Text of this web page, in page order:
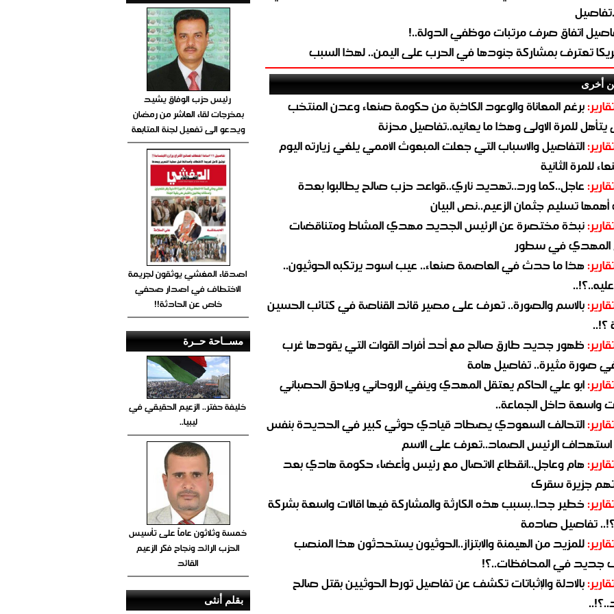
اتفاق صرف مرتبات موظفي الدولة..!
تعترف بمشاركة جنودها في الحرب على اليمن.. لهذا السبب
أخرى
برغم المعاناة والوعود الكاذبة من حكومة صنعاء وعدن المنتخب
للمرة الاولى وهذا ما يعانيه..تفاصيل محزنة
التفاصيل والاسباب التي جعلت المبعوث الأممي يلغي زيارته اليوم
للمرة الثانية
عاجل..كما ورد..تهديد ناري..قواعد حزب صالح يطالبوا بعدة
تسليم جثمان الزعيم..نص البيان
نبذة مختصرة عن الرئيس الجديد مهدي المشاط ومتناقضات
المهدي في سطور
هذا ما حدث في العاصمة صنعاء.. عيب اسود يرتكبه الحوثيون..
بالاسم والصورة.. تعرف على مصير قائد القناصة في كتائب الحسين
؟!..
ظهور جديد طارق صالح مع أحد أفراد القوات التي يقودها غرب
صورة مثيرة.. تفاصيل هامة
ابو علي الحاكم يعتقل المهدي وينفي الروحاني ويلاحق الحصباني
واسعة داخل الجماعة..
التحالف السعودي يصطاد قيادي حوثي كبير في الحديدة بنفس
الرئيس الصماد..تعرف على الاسم
هام وعاجل..انقطاع الاتصال مع رئيس وأعضاء حكومة هادي بعد
جزيرة سقرى
خطير جدا..بسبب هذه الكارثة والمشاركة فيها اقالات واسعة بشركة
تفاصيل صادمة
للمزيد من الهيمنة والابتزاز..الحوثيون يستحدثون هذا المنصب
جديد في المحافظات..؟!
بالادلة والإثباتات تكشف عن تفاصيل تورط الحوثيين بقتل صالح
رئيس حزب الوفاق يشيد
بمخرجات لقاء العاشر من رمضان
ويدعو الى تفعيل لجنة المتابعة
اصدقاء المغشي يوثقون لجريمة
الاختطاف في اصدار صحفي
خاص عن الحادثة!!
مســاحة حــرة
خليفة حفتر.. الزعيم الحقيقي في
ليبيا..
خمسة وثلاثون عاماً على تأسيس
الحزب الرائد ونجاح فكر الزعيم
القائد
بقلم أنثى